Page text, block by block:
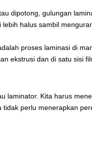
dipotong, gulungan
halus sambil
proses laminasi di
ekstrusi dan di satu sisi
laminator. Kita harus
perlu menerapkan